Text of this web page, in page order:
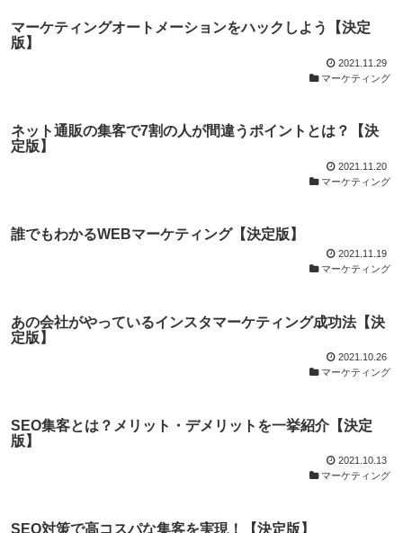
マーケティングオートメーションをハックしよう【決定
版】
2021.11.29
マーケティング
ネット通販の集客で7割の人が間違うポイントとは？【決
定版】
2021.11.20
マーケティング
誰でもわかるWEBマーケティング【決定版】
2021.11.19
マーケティング
あの会社がやっているインスタマーケティング成功法【決
定版】
2021.10.26
マーケティング
SEO集客とは？メリット・デメリットを一挙紹介【決定
版】
2021.10.13
マーケティング
SEO対策で高コスパな集客を実現！【決定版】